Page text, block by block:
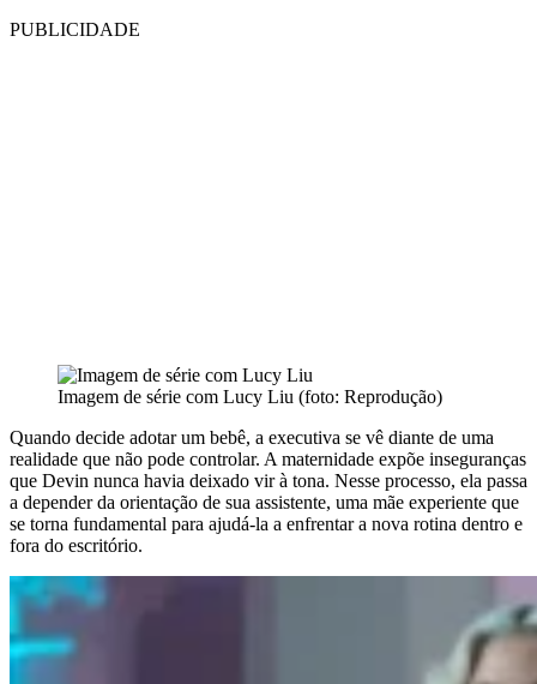
PUBLICIDADE
Imagem de série com Lucy Liu (foto: Reprodução)
Quando decide adotar um bebê, a executiva se vê diante de uma
realidade que não pode controlar. A maternidade expõe inseguranças
que Devin nunca havia deixado vir à tona. Nesse processo, ela passa
a depender da orientação de sua assistente, uma mãe experiente que
se torna fundamental para ajudá-la a enfrentar a nova rotina dentro e
fora do escritório.